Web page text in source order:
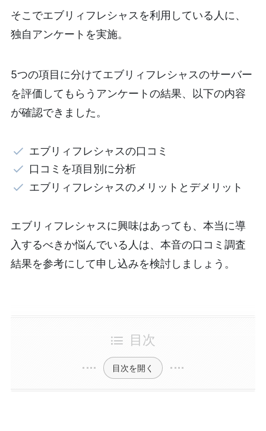
そこでエブリィフレシャスを利用している人に、
独自アンケートを実施。
5つの項目に分けてエブリィフレシャスのサーバー
を評価してもらうアンケートの結果、以下の内容
が確認できました。
エブリィフレシャスの口コミ
口コミを項目別に分析
エブリィフレシャスのメリットとデメリット
エブリィフレシャスに興味はあっても、本当に導
入するべきか悩んでいる人は、本音の口コミ調査
結果を参考にして申し込みを検討しましょう。
目次
目次を開く